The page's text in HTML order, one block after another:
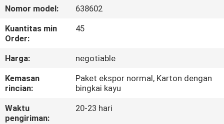
TUR
KONTROL
Nomor model:
638602
Kuantitas min
Order:
45
Harga:
negotiable
Kemasan
rincian:
Paket ekspor normal, Karton dengan
bingkai kayu
Waktu
pengiriman:
20-23 hari